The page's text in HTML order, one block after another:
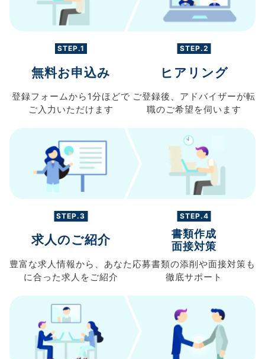
STEP.1
無料お申込み
登録フォームから 1分ほどで
ご入力 いただけます
STEP.2
ヒアリング
ご登録後、 アドバイザーが転
職のご希望を伺います
STEP.3
求人のご紹介
豊富な求人情報から、 あなた
に合った求人を ご紹介
STEP.4
書類作成
面接対策
応募書類の添削や面接対策も
徹底サポート